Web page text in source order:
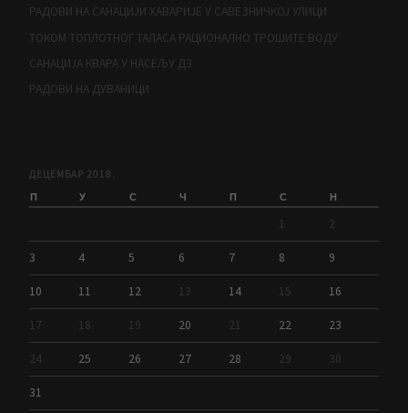
РАДОВИ НА САНАЦИЈИ ХАВАРИЈЕ У САВЕЗНИЧКОЈ УЛИЦИ
ТОКОМ ТОПЛОТНОГ ТАЛАСА РАЦИОНАЛНО ТРОШИТЕ ВОДУ
САНАЦИЈА КВАРА У НАСЕЉУ Д3
РАДОВИ НА ДУВАНИЦИ
ДЕЦЕМБАР 2018.
П У С Ч П С Н
1 2
3 4 5 6 7 8 9
10 11 12 13 14 15 16
17 18 19 20 21 22 23
24 25 26 27 28 29 30
31